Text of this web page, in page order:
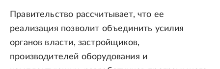
Правительство рассчитывает, что ее
реализация позволит объединить усилия
органов власти, застройщиков,
производителей оборудования и